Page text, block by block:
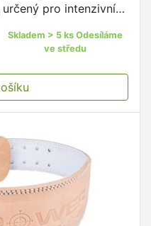
pro intenzivní
Skladem > 5 ks Odesíláme
ve středu